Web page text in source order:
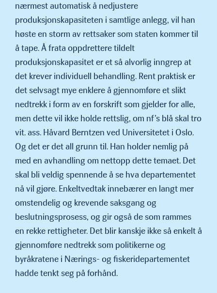
nærmest automatisk å nedjustere
produksjonskapasiteten i samtlige anlegg, vil han
høste en storm av rettsaker som staten kommer til
å tape. Å frata oppdrettere tildelt
produksjonskapa­sitet er et så alvorlig inngrep at
det krever individuell behan­dling. Rent praktisk er
det selvsagt mye enklere å gjennomføre et slikt
nedtrekk i form av en forskrift som gjelder for alle,
men dette vil ikke holde rettslig, om nf’s blå skal tro
vit. ass. Håvard Berntzen ved Universitetet i Oslo.
Og det er det all grunn til. Han holder nemlig på
med en avhandling om nettopp dette temaet. Det
skal bli veldig spennende å se hva departementet
nå vil gjøre. Enkeltvedtak innebærer en langt mer
omstendelig og krevende saksgang og
beslutningsprosess, og gir også de som rammes
en rekke rettigheter. Det blir kanskje ikke så enkelt å
gjennomføre nedtrekk som politikerne og
byråkratene i Nærings- og fiskeridepartementet
hadde tenkt seg på forhånd.